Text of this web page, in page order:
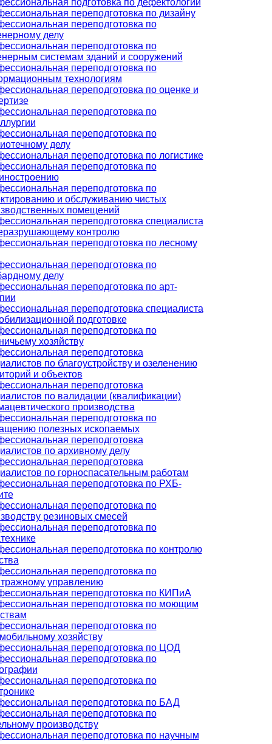
переподготовка по дизайну
переподготовка по
делу
переподготовка по
системам зданий и сооружений
переподготовка по
технологиям
переподготовка по оценке и
переподготовка по
переподготовка по
делу
переподготовка по логистике
переподготовка по
переподготовка по
и обслуживанию чистых
помещений
переподготовка специалиста
контролю
переподготовка по лесному
переподготовка по
делу
переподготовка по арт-
переподготовка специалиста
подготовке
переподготовка по
хозяйству
переподготовка
по благоустройству и озеленению
и объектов
переподготовка
по валидации (квалификации)
производства
переподготовка по
полезных ископаемых
переподготовка
по архивному делу
переподготовка
по горноспасательным работам
переподготовка по РХБ-
переподготовка по
резиновых смесей
переподготовка по
переподготовка по контролю
переподготовка по
управлению
переподготовка по КИПиА
переподготовка по моющим
переподготовка по
хозяйству
переподготовка по ЦОД
переподготовка по
переподготовка по
переподготовка по БАД
переподготовка по
производству
переподготовка по научным